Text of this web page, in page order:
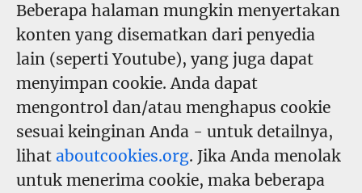
Beberapa halaman mungkin menyertakan
konten yang disematkan dari penyedia
lain (seperti Youtube), yang juga dapat
menyimpan cookie. Anda dapat
mengontrol dan/atau menghapus cookie
sesuai keinginan Anda - untuk detailnya,
lihat aboutcookies.org. Jika Anda menolak
untuk menerima cookie, maka beberapa